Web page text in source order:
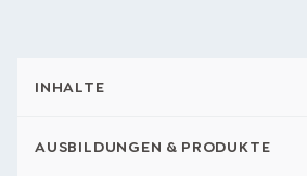
INHALTE
AUSBILDUNGEN & PRODUKTE